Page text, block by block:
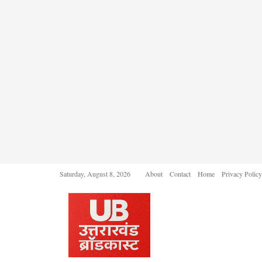
Saturday, August 8, 2026 About Contact Home Privacy Policy